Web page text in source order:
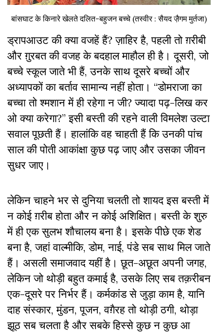
बांसघाट के किनारे खेलते दलित-बहुजन बच्चे (तस्वीर : सैयद जै़गम मुर्तजा)
ड्रापआउट की क्या वजहें हैं? ज़ाहिर है, पहली तो ग़रीबी
और ग़ुरबत की वजह के बदहाल माहौल ही है। दूसरी, जो
बच्चे स्कूल जाते भी हैं, उनके साथ दूसरे बच्चों और
अध्यापकों का बर्ताव सामान्य नहीं होता। “डोमराजा का
बच्चा तो श्मशान में ही रहेगा न जी? ज्यादा पढ़-लिख कर
ओ क्या करेगा?” इसी बस्ती की रहने वाली विमलेश उल्टा
सवाल पूछती हैं। हालांकि वह चाहती हैं कि उनकी पांच
साल की पोती आकांक्षा कुछ पढ़ जाए और उसका जीवन
सुधर जाए।
लेकिन चाहने भर से दुनिया चलती तो शायद इस बस्ती में
न कोई ग़रीब होता और न कोई अशिक्षित। बस्ती के शुरु
में ही एक सुलभ शौचालय बना है। इसके पीछे एक शेड
बना है, जहां वाल्मीकि, डोम, नाई, पंडे सब साथ मिल जाते
हैं। असली समाजवाद यहीं है। छूत-अछूत अपनी जगह,
लेकिन जो थोड़ी बहुत कमाई है, उसके लिए सब तक़रीबन
एक-दूसरे पर निर्भर हैं। कर्मकांड से जुड़ा काम है, यानि
दाह संस्कार, मुंडन, पूजन, वग़ैरह तो थोड़ी ठगी, थोड़ा
झूठ सब चलता है और सबके हिस्से कुछ न कुछ आ